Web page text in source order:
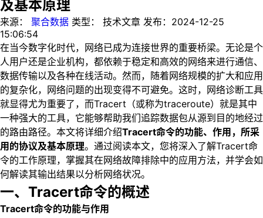
及基本原理
来源： 聚合数据 类型： 技术文章 发布： 2024-12-25
15:06:54
在当今数字化时代，网络已成为连接世界的重要桥梁。无论是个
人用户还是企业机构，都依赖于稳定和高效的网络来进行通信、
数据传输以及各种在线活动。然而，随着网络规模的扩大和应用
的复杂化，网络问题的出现变得不可避免。这时，网络诊断工具
就显得尤为重要了，而Tracert（或称为traceroute）就是其中
一种强大的工具，它能够帮助我们追踪数据包从源到目的地经过
的路由路径。本文将详细介绍Tracert命令的功能、作用，所采
用的协议及基本原理。通过阅读本文，您将深入了解Tracert命
令的工作原理，掌握其在网络故障排除中的应用方法，并学会如
何解读其输出结果以分析网络状况。
一、Tracert命令的概述
Tracert命令的功能与作用